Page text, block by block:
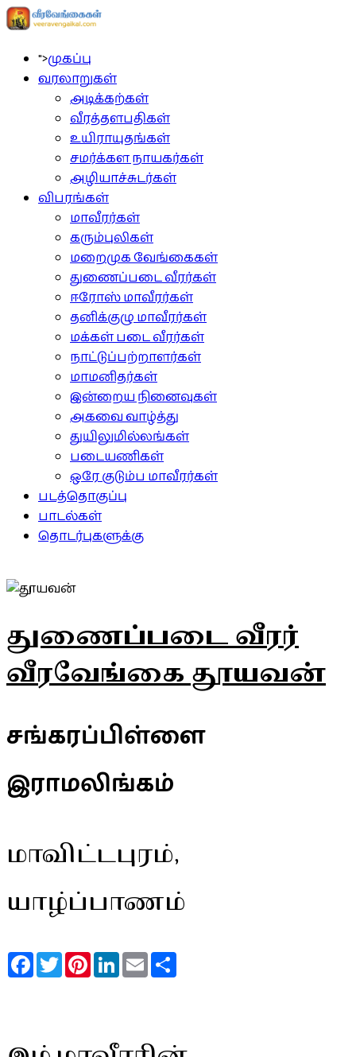
">முகப்பு
வரலாறுகள்
அடிக்கற்கள்
வீரத்தளபதிகள்
உயிராயுதங்கள்
சமர்க்கள நாயகர்கள்
அழியாச்சுடர்கள்
விபரங்கள்
மாவீரர்கள்
கரும்புலிகள்
மறைமுக வேங்கைகள்
துணைப்படை வீரர்கள்
ஈரோஸ் மாவீரர்கள்
தனிக்குழு மாவீரர்கள்
மக்கள் படை வீரர்கள்
நாட்டுப்பற்றாளர்கள்
மாமனிதர்கள்
இன்றைய நினைவுகள்
அகவை வாழ்த்து
துயிலுமில்லங்கள்
படையணிகள்
ஒரே குடும்ப மாவீரர்கள்
படத்தொகுப்பு
பாடல்கள்
தொடர்புகளுக்கு
துணைப்படை வீரர்
வீரவேங்கை தூயவன்
சங்கரப்பிள்ளை
இராமலிங்கம்
மாவிட்டபுரம்,
யாழ்ப்பாணம்
FacebookTwitterPinterestLinkedInEmail